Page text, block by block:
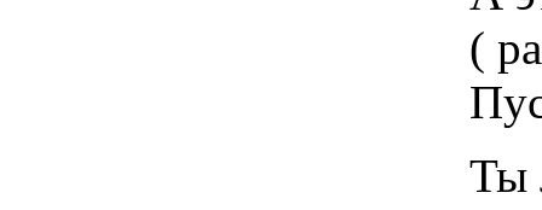
( раскалывает
Пустота -
Ты любишь